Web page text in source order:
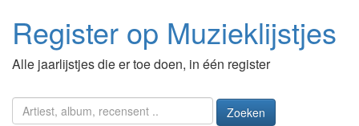
Register op Muzieklijstjes
Alle jaarlijstjes die er toe doen, in één register
Zoeken